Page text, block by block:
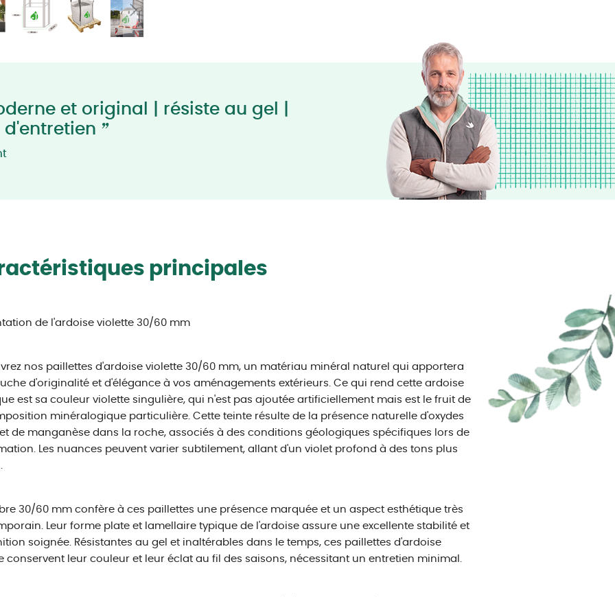
et original | résiste au gel |
d'entretien ”
principales
de l'ardoise violette 30/60 mm
nos paillettes d'ardoise violette 30/60 mm, un matériau minéral naturel qui apportera
d'originalité et d'élégance à vos aménagements extérieurs. Ce qui rend cette ardoise
est sa couleur violette singulière, qui n'est pas ajoutée artificiellement mais est le fruit de
minéralogique particulière. Cette teinte résulte de la présence naturelle d'oxydes
de manganèse dans la roche, associés à des conditions géologiques spécifiques lors de
Les nuances peuvent varier subtilement, allant d'un violet profond à des tons plus
30/60 mm confère à ces paillettes une présence marquée et un aspect esthétique très
Leur forme plate et lamellaire typique de l'ardoise assure une excellente stabilité et
soignée. Résistantes au gel et inaltérables dans le temps, ces paillettes d'ardoise
conservent leur couleur et leur éclat au fil des saisons, nécessitant un entretien minimal.